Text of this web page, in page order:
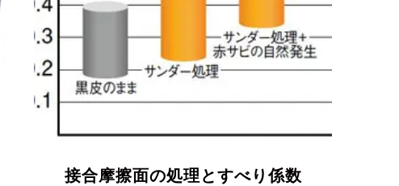
接合摩擦面の処理とすべり係数